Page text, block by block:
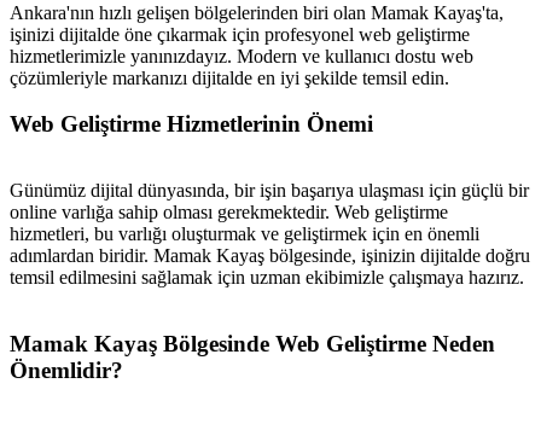
Ankara'nın hızlı gelişen bölgelerinden biri olan Mamak Kayaş'ta,
işinizi dijitalde öne çıkarmak için profesyonel web geliştirme
hizmetlerimizle yanınızdayız. Modern ve kullanıcı dostu web
çözümleriyle markanızı dijitalde en iyi şekilde temsil edin.
Web Geliştirme Hizmetlerinin Önemi
Günümüz dijital dünyasında, bir işin başarıya ulaşması için güçlü bir
online varlığa sahip olması gerekmektedir. Web geliştirme
hizmetleri, bu varlığı oluşturmak ve geliştirmek için en önemli
adımlardan biridir. Mamak Kayaş bölgesinde, işinizin dijitalde doğru
temsil edilmesini sağlamak için uzman ekibimizle çalışmaya hazırız.
Mamak Kayaş Bölgesinde Web Geliştirme Neden
Önemlidir?